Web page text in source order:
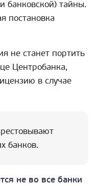
банковской) тайны.
постановка
не станет портить
Центробанка,
в случае
банков.
не во все банки